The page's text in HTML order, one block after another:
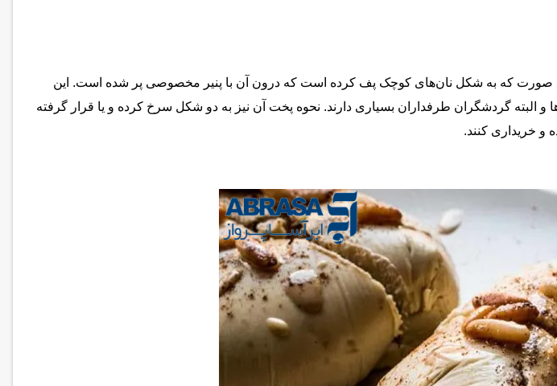
صورت که به شکل نان‌های کوچک پف کرده است که درون آن با پنیر مخصوصی پر شده است. این
گردشگران طرفداران بسیاری دارند. نحوه پخت آن نیز به دو شکل سرخ کرده و یا قرار گرفته
و خریداری کنند.